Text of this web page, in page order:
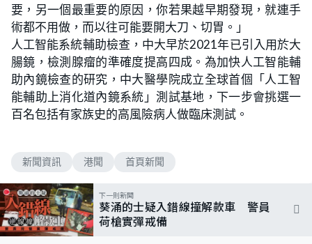
要，另一個最重要的原因，你若果越早期發現，就連手
術都不用做，而以往可能要開大刀、切胃。」
人工智能系統輔助檢查，中大早於2021年已引入用於大
腸鏡，檢測腺瘤的準確度提高四成。為加快人工智能輔
助內鏡檢查的研究，中大醫學院成立全球首個「人工智
能輔助上消化道內鏡系統」測試基地，下一步會挑選一
百名包括有家族史的高風險病人做臨床測試。
新聞資訊 港聞 首頁新聞
下一則新聞
葵涌的士疑入錯線撞解款車 警員
荷槍實彈戒備